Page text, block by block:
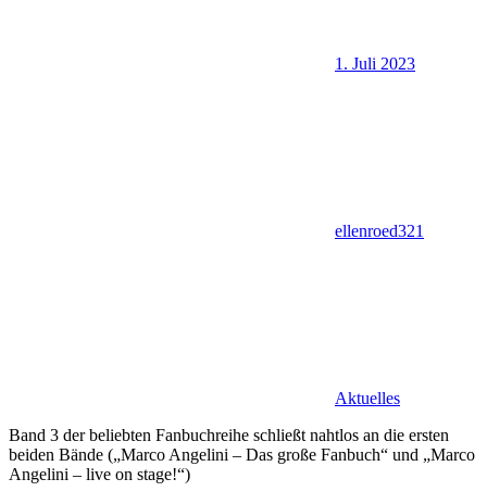
1. Juli 2023
ellenroed321
Aktuelles
Band 3 der beliebten Fanbuchreihe schließt nahtlos an die ersten
beiden Bände („Marco Angelini – Das große Fanbuch“ und „Marco
Angelini – live on stage!“)